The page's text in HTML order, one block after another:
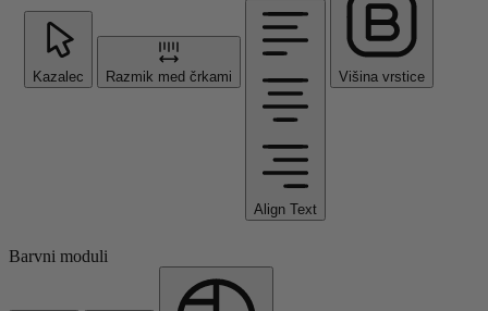
Kazalec Razmik med črkami
Align Text
Višina vrstice
Barvni moduli